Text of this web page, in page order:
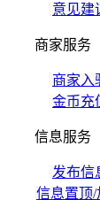
意见建
商家服务
商家入
金币充
信息服务
发布信
信息置顶/